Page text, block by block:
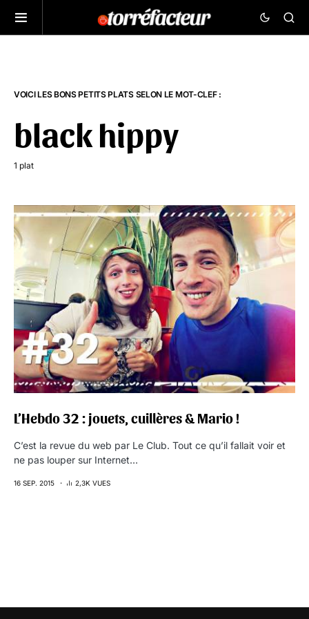
VOICI LES BONS PETITS PLATS SELON LE MOT-CLEF :
black hippy
1 plat
L’Hebdo 32 : jouets, cuillères & Mario !
C’est la revue du web par Le Club. Tout ce qu’il fallait voir et
ne pas louper sur Internet…
16 SEP. 2015 2,3K VUES